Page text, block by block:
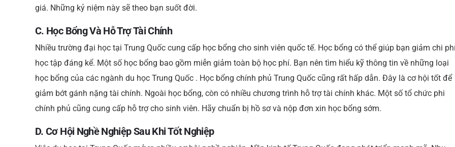
giá. Những kỷ niệm này sẽ theo bạn suốt đời.
C. Học Bổng Và Hỗ Trợ Tài Chính
Nhiều trường đại học tại Trung Quốc cung cấp học bổng cho sinh viên quốc tế. Học bổng có thể giúp bạn giảm chi
học tập đáng kể. Một số học bổng bao gồm miễn giảm toàn bộ học phí. Bạn nên tìm hiểu kỹ thông tin về những loại
học bổng của các ngành du học Trung Quốc . Học bổng chính phủ Trung Quốc cũng rất hấp dẫn. Đây là cơ hội tốt để
giảm bớt gánh nặng tài chính. Ngoài học bổng, còn có nhiều chương trình hỗ trợ tài chính khác. Một số tổ chức phi
chính phủ cũng cung cấp hỗ trợ cho sinh viên. Hãy chuẩn bị hồ sơ và nộp đơn xin học bổng sớm.
D. Cơ Hội Nghề Nghiệp Sau Khi Tốt Nghiệp